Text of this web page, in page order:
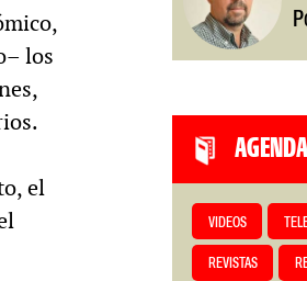
los
el
VIDEOS
REVISTAS